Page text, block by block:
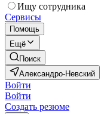
Ищу сотрудника
Сервисы
Помощь
Ещё
Поиск
Александро-Невский
Войти
Войти
Создать резюме